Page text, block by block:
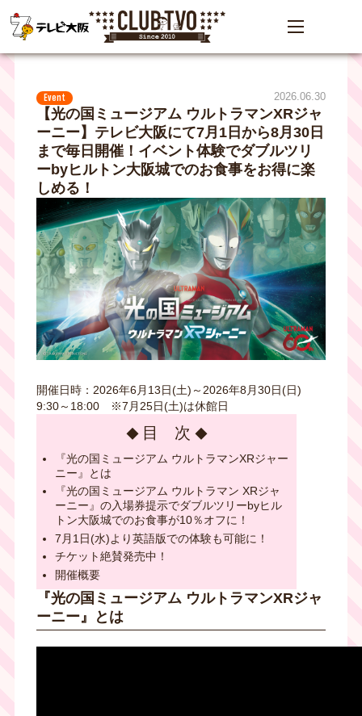
Event 2026.06.30
【光の国ミュージアム ウルトラマンXRジャ
ーニー】テレビ大阪にて7月1日から8月30日
まで毎日開催！イベント体験でダブルツリ
ーbyヒルトン大阪城でのお食事をお得に楽
しめる！
開催日時：2026年6月13日(土)～2026年8月30日(日)
9:30～18:00 ※7月25日(土)は休館日
目 次
『光の国ミュージアム ウルトラマンXRジャー
ニー』とは
『光の国ミュージアム ウルトラマン XRジャ
ーニー』の入場券提示でダブルツリーbyヒル
トン大阪城でのお食事が10％オフに！
7月1日(水)より英語版での体験も可能に！
チケット絶賛発売中！
開催概要
『光の国ミュージアム ウルトラマンXRジャ
ーニー』とは